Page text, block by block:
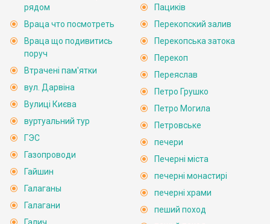
рядом
Враца что посмотреть
Враца що подивитись
поруч
Втрачені пам'ятки
вул. Дарвіна
Вулиці Києва
вуртуальний тур
ГЭС
Газопроводи
Гайшин
Галаганы
Галагани
Пациків
Перекопский залив
Перекопська затока
Перекоп
Переяслав
Петро Грушко
Петро Могила
Петровське
печери
Печерні міста
печерні монастирі
печерні храми
пеший поход